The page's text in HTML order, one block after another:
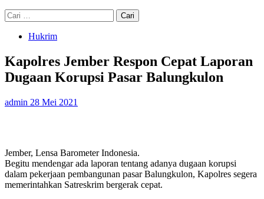
Cari
untuk:
Hukrim
Kapolres Jember Respon Cepat Laporan
Dugaan Korupsi Pasar Balungkulon
admin 28 Mei 2021
Jember, Lensa Barometer Indonesia.
Begitu mendengar ada laporan tentang adanya dugaan korupsi
dalam pekerjaan pembangunan pasar Balungkulon, Kapolres segera
memerintahkan Satreskrim bergerak cepat.